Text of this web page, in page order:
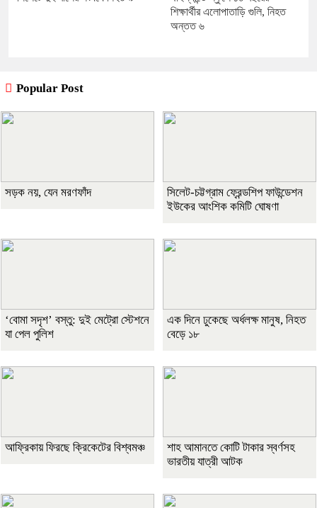
শিক্ষার্থীর এলোপাতাড়ি গুলি, নিহত
অন্তত ৬
Popular Post
সড়ক নয়, যেন মরণফাঁদ
সিলেট-চট্টগ্রাম ফ্রেন্ডশিপ ফাউন্ডেশন
ইউকের আংশিক কমিটি ঘোষণা
‘বোমা সদৃশ’ বস্তু: দুই মেট্রো স্টেশনে
যা পেল পুলিশ
এক দিনে ঢুকেছে অর্ধলক্ষ মানুষ, নিহত
বেড়ে ১৮
আফ্রিকায় ফিরছে ক্রিকেটের বিশ্বমঞ্চ
শাহ আমানতে কোটি টাকার স্বর্ণসহ
ভারতীয় যাত্রী আটক